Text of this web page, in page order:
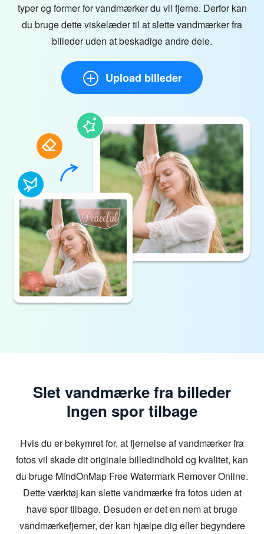
typer og former for vandmærker du vil fjerne. Derfor kan
du bruge dette viskelæder til at slette vandmærker fra
billeder uden at beskadige andre dele.
Upload billeder
Slet vandmærke fra billeder
Ingen spor tilbage
Hvis du er bekymret for, at fjernelse af vandmærker fra
fotos vil skade dit originale billedindhold og kvalitet, kan
du bruge MindOnMap Free Watermark Remover Online.
Dette værktøj kan slette vandmærke fra fotos uden at
have spor tilbage. Desuden er det en nem at bruge
vandmærkefjerner, der kan hjælpe dig eller begyndere